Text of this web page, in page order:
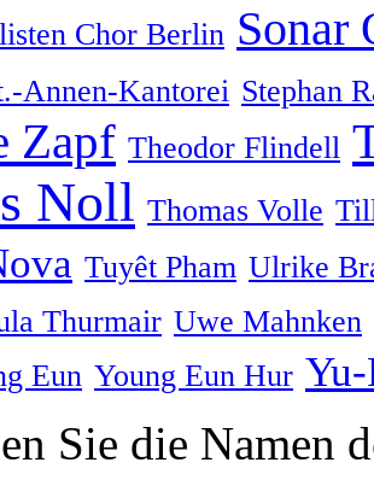
Chor Berlin Sonar
Annen-Kantorei Stephan
Zapf Theodor Flindell
Noll Thomas Volle
Tuyêt Pham Ulrike
Thurmair Uwe Mahnken
Eun Young Eun Hur
Sie die Namen